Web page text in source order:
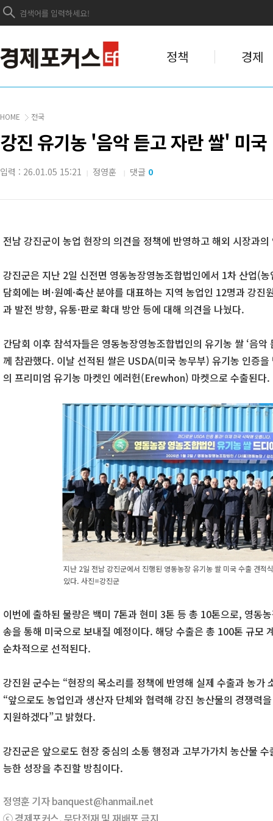
정책 경제
HOME 전국
강진 유기농 '음악 듣고 자란 쌀' 미
입력 : 26.01.05 15:21 | 정영훈 | 댓글 0
전남 강진군이 농업 현장의 의견을 정책에 반영하고 해외 시장과
강진군은 지난 2일 신전면 영동농장영농조합법인에서 1차 산업(
담회에는 벼·원예·축산 분야를 대표하는 지역 농업인 12명과 강
과 발전 방향, 유통·판로 확대 방안 등에 대해 의견을 나눴다.
간담회 이후 참석자들은 영동농장영농조합법인의 유기농 쌀 ‘음
께 참관했다. 이날 선적된 쌀은 USDA(미국 농무부) 유기농 인증
의 프리미엄 유기농 마켓인 에러헌(Erewhon) 마켓으로 수출된다.
지난 2일 전남 강진군에서 진행된 영동농장 유기농 쌀 미국 수출 견적
있다. 사진=강진군
이번에 출하된 물량은 백미 7톤과 현미 3톤 등 총 10톤으로, 영동
송을 통해 미국으로 보내질 예정이다. 해당 수출은 총 100톤 규모
순차적으로 선적된다.
강진원 군수는 “현장의 목소리를 정책에 반영해 실제 수출과 농가
“앞으로도 농업인과 생산자 단체와 협력해 강진 농산물의 경쟁력
지원하겠다”고 밝혔다.
강진군은 앞으로도 현장 중심의 소통 행정과 고부가가치 농산물
능한 성장을 추진할 방침이다.
정영훈 기자 banquest@hanmail.net
ⓒ 경제포커스, 무단전재 및 재배포 금지